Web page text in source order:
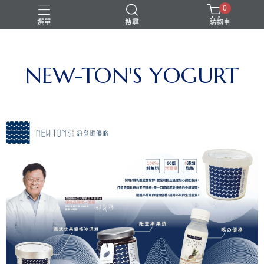
選單 搜尋
0
購物車
NEW-TON'S YOGURT